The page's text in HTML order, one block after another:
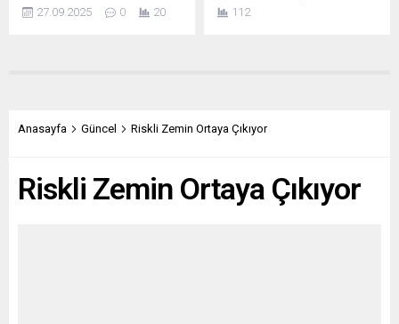
27.09.2025 0 20
112
Anasayfa Güncel Riskli Zemin Ortaya Çıkıyor
Riskli Zemin Ortaya Çıkıyor